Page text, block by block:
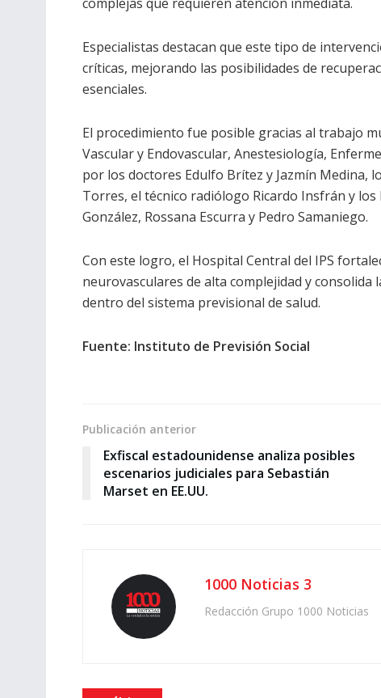
Especialistas destacan que este tipo de
críticas, mejorando las posibilidades de
esenciales.
El procedimiento fue posible gracias al trabajo
Vascular y Endovascular, Anestesiología,
por los doctores Edulfo Brítez y Jazmín Medina,
Torres, el técnico radiólogo Ricardo Insfrán y
González, Rossana Escurra y Pedro Samaniego.
Con este logro, el Hospital Central del IPS
neurovasculares de alta complejidad y
dentro del sistema previsional de salud.
Fuente: Instituto de Previsión Social
Publicación anterior
Exfiscal estadounidense analiza posibles
escenarios judiciales para Sebastián
Marset en EE.UU.
1000 Noticias 3
Redacción Grupo 1000 Noticias